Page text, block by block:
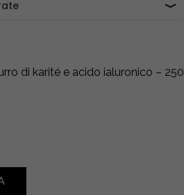
di karité e acido ialuronico – 250